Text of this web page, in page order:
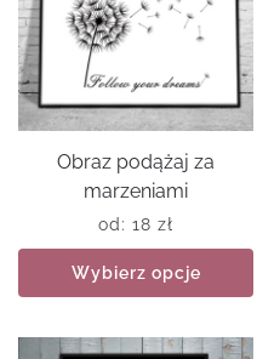
Obraz podążaj za
marzeniami
od: 18 zł
Wybierz opcje